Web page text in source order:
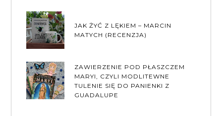
JAK ŻYĆ Z LĘKIEM – MARCIN
MATYCH (RECENZJA)
ZAWIERZENIE POD PŁASZCZEM
MARYI, CZYLI MODLITEWNE
TULENIE SIĘ DO PANIENKI Z
GUADALUPE